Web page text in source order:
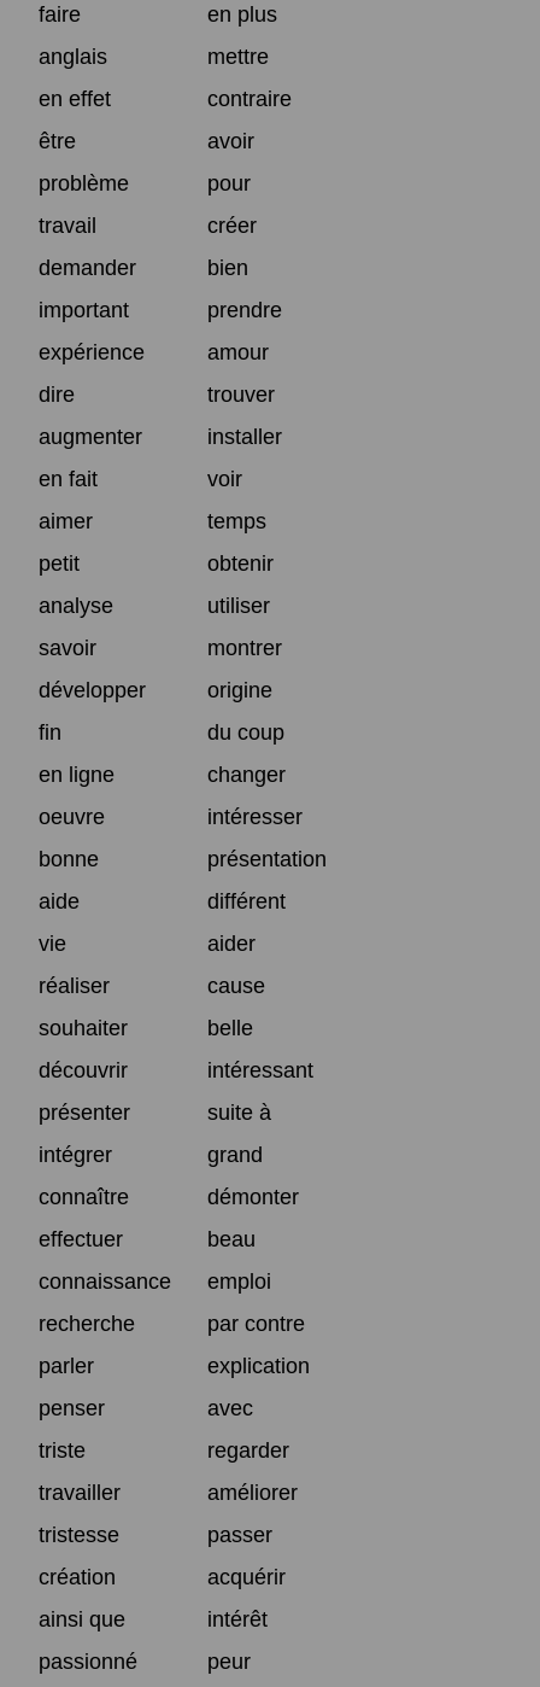
faire
en plus
anglais
mettre
en effet
contraire
être
avoir
problème
pour
travail
créer
demander
bien
important
prendre
expérience
amour
dire
trouver
augmenter
installer
en fait
voir
aimer
temps
petit
obtenir
analyse
utiliser
savoir
montrer
développer
origine
fin
du coup
en ligne
changer
oeuvre
intéresser
bonne
présentation
aide
différent
vie
aider
réaliser
cause
souhaiter
belle
découvrir
intéressant
présenter
suite à
intégrer
grand
connaître
démonter
effectuer
beau
connaissance
emploi
recherche
par contre
parler
explication
penser
avec
triste
regarder
travailler
améliorer
tristesse
passer
création
acquérir
ainsi que
intérêt
passionné
peur